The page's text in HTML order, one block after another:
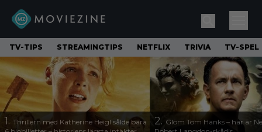
TV-TIPS STREAMINGTIPS NETFLIX TRIVIA TV-SPEL
1. Thrillern med Katherine Heigl sålde bara
2. Glöm Tom Hanks – här är